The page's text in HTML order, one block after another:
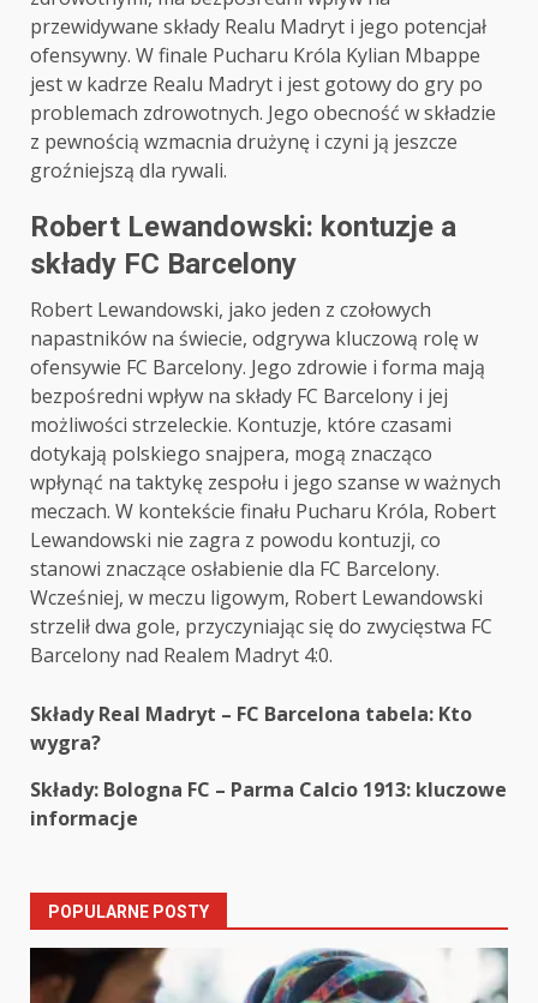
przewidywane składy Realu Madryt i jego potencjał
ofensywny. W finale Pucharu Króla Kylian Mbappe
jest w kadrze Realu Madryt i jest gotowy do gry po
problemach zdrowotnych. Jego obecność w składzie
z pewnością wzmacnia drużynę i czyni ją jeszcze
groźniejszą dla rywali.
Robert Lewandowski: kontuzje a
składy FC Barcelony
Robert Lewandowski, jako jeden z czołowych
napastników na świecie, odgrywa kluczową rolę w
ofensywie FC Barcelony. Jego zdrowie i forma mają
bezpośredni wpływ na składy FC Barcelony i jej
możliwości strzeleckie. Kontuzje, które czasami
dotykają polskiego snajpera, mogą znacząco
wpłynąć na taktykę zespołu i jego szanse w ważnych
meczach. W kontekście finału Pucharu Króla, Robert
Lewandowski nie zagra z powodu kontuzji, co
stanowi znaczące osłabienie dla FC Barcelony.
Wcześniej, w meczu ligowym, Robert Lewandowski
strzelił dwa gole, przyczyniając się do zwycięstwa FC
Barcelony nad Realem Madryt 4:0.
Post
navigation
Składy Real Madryt – FC Barcelona tabela: Kto
wygra?
Składy: Bologna FC – Parma Calcio 1913: kluczowe
informacje
POPULARNE POSTY